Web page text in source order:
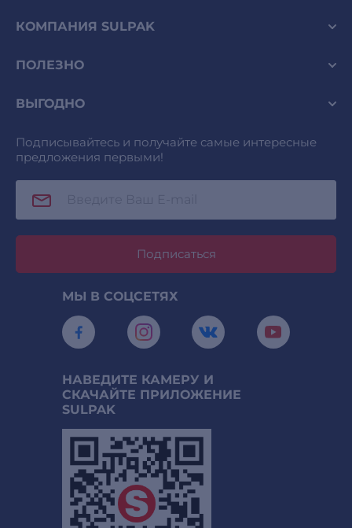
КОМПАНИЯ SULPAK
ПОЛЕЗНО
ВЫГОДНО
Подписывайтесь и получайте самые интересные
предложения первыми!
Подписаться
МЫ В СОЦСЕТЯХ
НАВЕДИТЕ КАМЕРУ И
СКАЧАЙТЕ ПРИЛОЖЕНИЕ
SULPAK